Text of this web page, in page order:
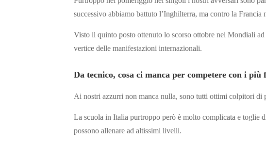
successivo abbiamo battuto l’Inghilterra, ma contro la
Visto il quinto posto ottenuto lo scorso ottobre nei Mondiali
vertice delle manifestazioni internazionali.
Da tecnico, cosa ci manca per competere con i
Ai nostri azzurri non manca nulla, sono tutti ottimi colpitori di
La scuola in Italia purtroppo però è molto complicata e toglie
possono allenare ad altissimi livelli.